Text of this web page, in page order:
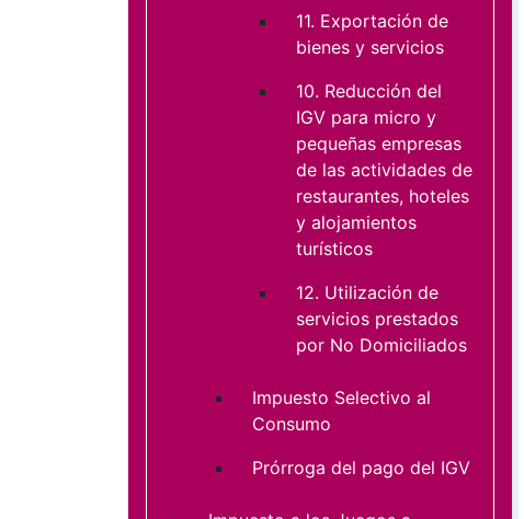
11. Exportación de
bienes y servicios
10. Reducción del
IGV para micro y
pequeñas empresas
de las actividades de
restaurantes, hoteles
y alojamientos
turísticos
12. Utilización de
servicios prestados
por No Domiciliados
Impuesto Selectivo al
Consumo
Prórroga del pago del IGV